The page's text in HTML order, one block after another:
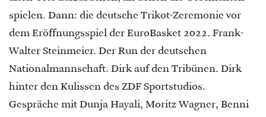
spielen. Dann: die deutsche Trikot-Zeremonie vor
dem Eröffnungsspiel der EuroBasket 2022. Frank-
Walter Steinmeier. Der Run der deutschen
Nationalmannschaft. Dirk auf den Tribünen. Dirk
hinter den Kulissen des ZDF Sportstudios.
Gespräche mit Dunja Hayali, Moritz Wagner, Benni